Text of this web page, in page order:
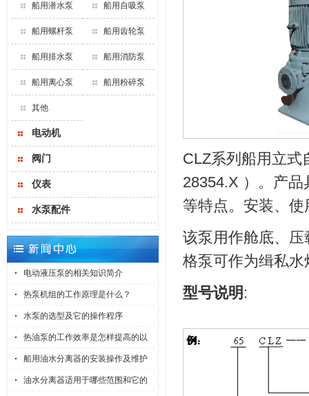
船用潜水泵 船用自吸泵
船用螺杆泵 船用齿轮泵
船用排水泵 船用消防泵
船用离心泵 船用粉碎泵
其他
电动机
阀门
仪表
水泵配件
电动液压泵的相关知识简介
热泵机组的工作原理是什么？
水泵的选型及它的操作程序
热油泵的工作效率是怎样提高的以
船用油水分离器的安装操作及维护
油水分离器适用于哪些范围和它的
CLZ系列船用立式
28354.X ）。产
等特点。安装、
该泵用作舱底、
格泵可作为缉私
型号说明 :